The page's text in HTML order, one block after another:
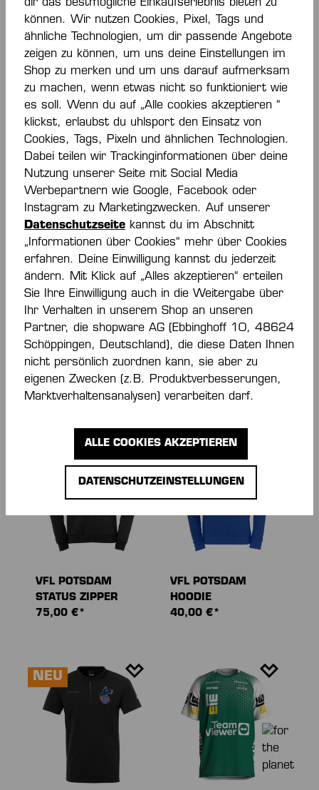
-40 %
THSV EISENACH
HEIMTRIKOT 24/25
36,00 €* 60,00 €*
(40% gespart)
VFL POTSDAM
SOCKEN. SCHWARZ
Ab10,00 €*
NEU
VFL POTSDAM
SOCKEN. WEISS
Ab10,00 €*
NEU
VFL POTSDAM
COLLEGE JACKE
90,00 €*
VFL POTSDAM
STATUS ZIPPER
75,00 €*
NEU
VFL POTSDAM
HOODIE
40,00 €*
NEU
dir das bestmögliche Einkaufserlebnis bieten zu
können. Wir nutzen Cookies, Pixel, Tags und
ähnliche Technologien, um dir passende Angebote
zeigen zu können, um uns deine Einstellungen im
Shop zu merken und um uns darauf aufmerksam
zu machen, wenn etwas nicht so funktioniert wie
es soll. Wenn du auf „Alle cookies akzeptieren “
klickst, erlaubst du uhlsport den Einsatz von
Cookies, Tags, Pixeln und ähnlichen Technologien.
Dabei teilen wir Trackinginformationen über deine
Nutzung unserer Seite mit Social Media
Werbepartnern wie Google, Facebook oder
Instagram zu Marketingzwecken. Auf unserer
Datenschutzseite kannst du im Abschnitt
„Informationen über Cookies“ mehr über Cookies
erfahren. Deine Einwilligung kannst du jederzeit
ändern. Mit Klick auf „Alles akzeptieren“ erteilen
Sie Ihre Einwilligung auch in die Weitergabe über
Ihr Verhalten in unserem Shop an unseren
Partner, die shopware AG (Ebbinghoff 10, 48624
Schöppingen, Deutschland), die diese Daten Ihnen
nicht persönlich zuordnen kann, sie aber zu
eigenen Zwecken (z.B. Produktverbesserungen,
Marktverhaltensanalysen) verarbeiten darf.
DATENSCHUTZEINSTELLUNGEN
ALLE COOKIES AKZEPTIEREN